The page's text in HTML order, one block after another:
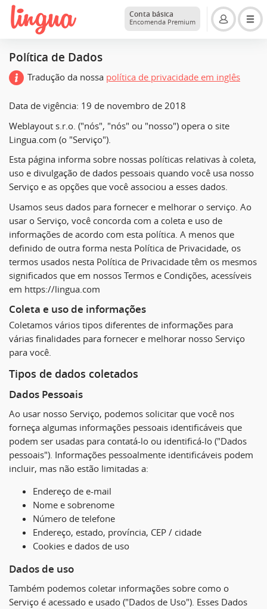
Conta básica
Encomenda Premium
Política de Dados
Tradução da nossa política de privacidade em inglês
Data de vigência: 19 de novembro de 2018
Weblayout s.r.o. ("nós", "nós" ou "nosso") opera o site
Lingua.com (o "Serviço").
Esta página informa sobre nossas políticas relativas à coleta,
uso e divulgação de dados pessoais quando você usa nosso
Serviço e as opções que você associou a esses dados.
Usamos seus dados para fornecer e melhorar o serviço. Ao
usar o Serviço, você concorda com a coleta e uso de
informações de acordo com esta política. A menos que
definido de outra forma nesta Política de Privacidade, os
termos usados ​​nesta Política de Privacidade têm os mesmos
significados que em nossos Termos e Condições, acessíveis
em https://lingua.com
Coleta e uso de informações
Coletamos vários tipos diferentes de informações para
várias finalidades para fornecer e melhorar nosso Serviço
para você.
Tipos de dados coletados
Dados Pessoais
Ao usar nosso Serviço, podemos solicitar que você nos
forneça algumas informações pessoais identificáveis ​​que
podem ser usadas para contatá-lo ou identificá-lo ("Dados
pessoais"). Informações pessoalmente identificáveis ​​podem
incluir, mas não estão limitadas a:
Endereço de e-mail
Nome e sobrenome
Número de telefone
Endereço, estado, província, CEP / cidade
Cookies e dados de uso
Dados de uso
Também podemos coletar informações sobre como o
Serviço é acessado e usado ("Dados de Uso"). Esses Dados